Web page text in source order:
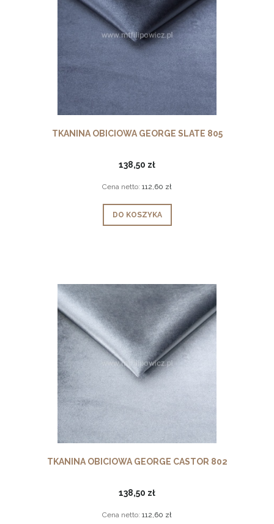
TKANINA OBICIOWA GEORGE SLATE 805
138,50 zł
Cena netto: 112,60 zł
DO KOSZYKA
TKANINA OBICIOWA GEORGE CASTOR 802
138,50 zł
Cena netto: 112,60 zł